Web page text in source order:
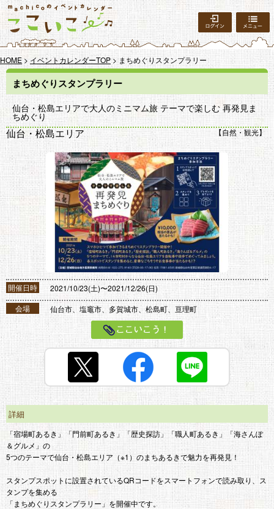
ログイン
HOME> イベントカレンダーTOP> まちめぐりスタンプラリー
まちめぐりスタンプラリー
仙台・松島エリアで大人のミニマム旅 テーマで楽しむ 再発見ま
ちめぐり
仙台・松島エリア 自然・観光
開催日時
2021/10/23(土)〜2021/12/26(日)
会場
仙台市、塩竈市、多賀城市、松島町、亘理町
ここいこう！
詳細
「宿場町あるき」「門前町あるき」「歴史探訪」「職人町あるき」「海さんぽ
＆グルメ」の
5つのテーマで仙台・松島エリア（※1）のまちあるきで魅力を再発見！
スタンプスポットに設置されているQRコードをスマートフォンで読み取り、ス
タンプを集める
「まちめぐりスタンプラリー」を開催中です。